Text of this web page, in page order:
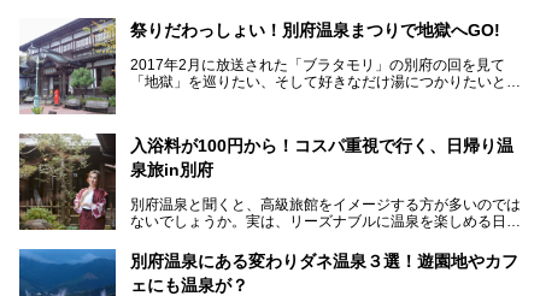
てんくう(CITY SPA てんくう)」は、なんとJR大分駅直結と
いう利便性の高さ！
地上80mという圧倒的な開放感が魅力。温泉、ロウリュサウ
ナ、そしてひんやりとした約27度の高濃度炭酸泉で交互浴
併設の「JR九州ホテル ブラッサム大分」に泊まって、この
「シティスパてんくう」をたっぷり満喫してきたのでレポー
ルダウンできるスイーツ情報と併せてお楽しみください！
提供元：大分県【PR】
この記事は大分県のPR記事です。
祭りだわっしょい！別府温泉まつりで地獄へGO!
2017年2月に放送された「ブラタモリ」の別府の回を見て
「地獄」を巡りたい、そして好きなだけ湯につかりたいと切
まつり」が開催されます。その期間は嬉しいことに100以上
の共同浴場がなんと無料開放されるんです！普段から入浴料
が100円と安いのに、いいんですかタダにしちゃって!?
しかも4/2には「東京ディズニーリゾートスペシャルパレー
ド」も行われます。つまり別府に行けば「地獄」も「ミッキ
ーマウス」も拝める稀有なイベントですよ、これは行くしか
ない！
源泉数、湧出量ともに日本一の温泉県とも言われる大分県。
入浴料が100円から！コスパ重視で行く、日帰り温
泉旅in別府
別府温泉と聞くと、高級旅館をイメージする方が多いのでは
ないでしょうか。実は、リーズナブルに温泉を楽しめる日帰
で楽しめる「大分県の別府温泉」に注目してみました。
ニフティ温泉がオススメする温泉施設を紹介しちゃいます！
別府温泉にある変わりダネ温泉３選！遊園地やカフ
ェにも温泉が？